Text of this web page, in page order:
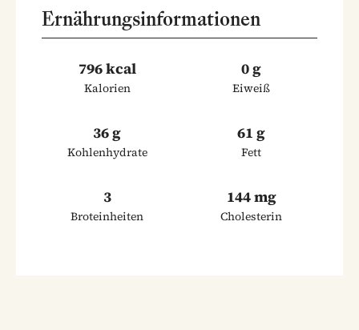
Ernährungsinformationen
796 kcal
Kalorien
0 g
Eiweiß
36 g
Kohlenhydrate
61 g
Fett
3
Broteinheiten
144 mg
Cholesterin